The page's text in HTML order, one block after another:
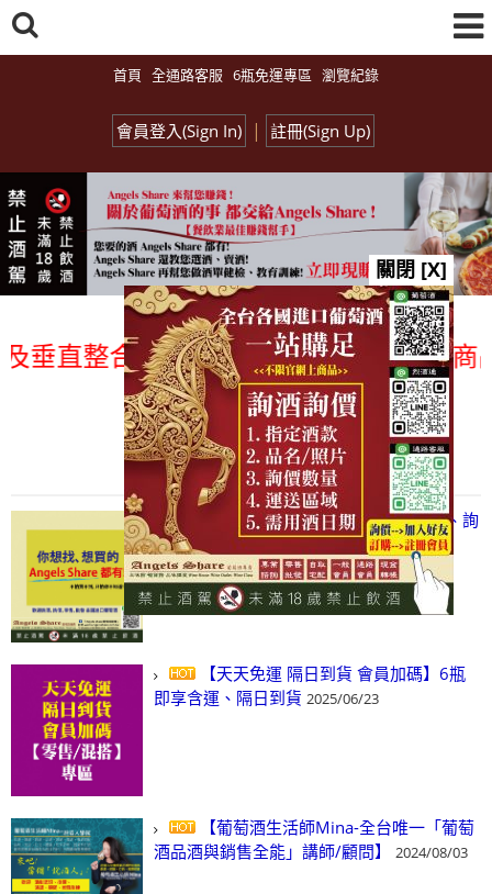
首頁 全通路客服 6瓶免運專區 瀏覽紀錄
會員登入(Sign In) | 註冊(Sign Up)
整合、一次購足」各國進口酒類商品
總覽-促銷&活動
all events
【凡酒問Angels Share】線上選酒、詢
(尋)酒、詢價、零售、批發，看這裡!
2024/03/01
【天天免運 隔日到貨 會員加碼】6瓶
即享含運、隔日到貨 2025/06/23
【葡萄酒生活師Mina-全台唯一「葡萄
酒品酒與銷售全能」講師/顧問】
2024/08/03
關閉 [X]